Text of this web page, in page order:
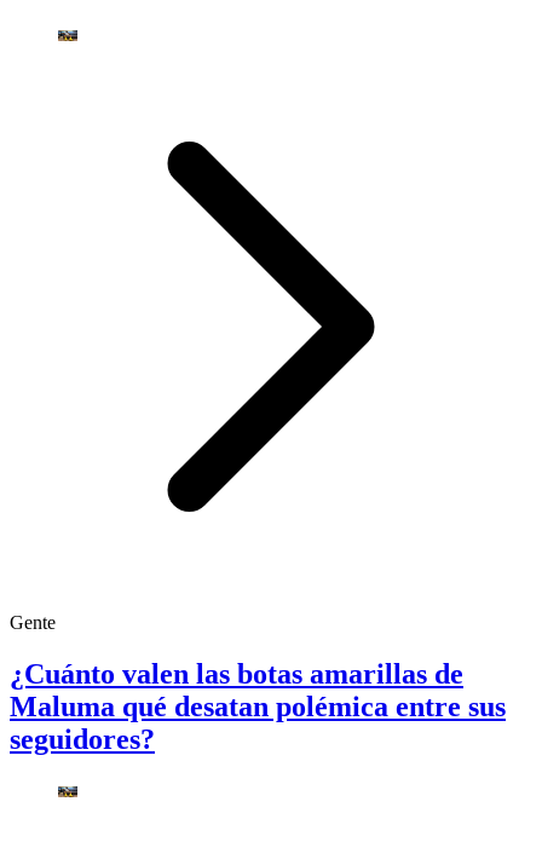
Gente
¿Cuánto valen las botas amarillas de
Maluma qué desatan polémica entre sus
seguidores?